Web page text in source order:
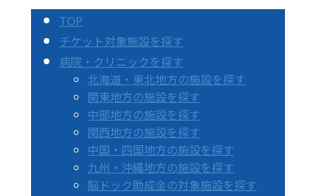
TOP
チケット対象施設を探す
病院・クリニックを探す
北海道・東北地方の施設を探す
関東地方の施設を探す
中部地方の施設を探す
関西地方の施設を探す
中国・四国地方の施設を探す
九州・沖縄地方の施設を探す
脳ドック助成金の対象施設を探す